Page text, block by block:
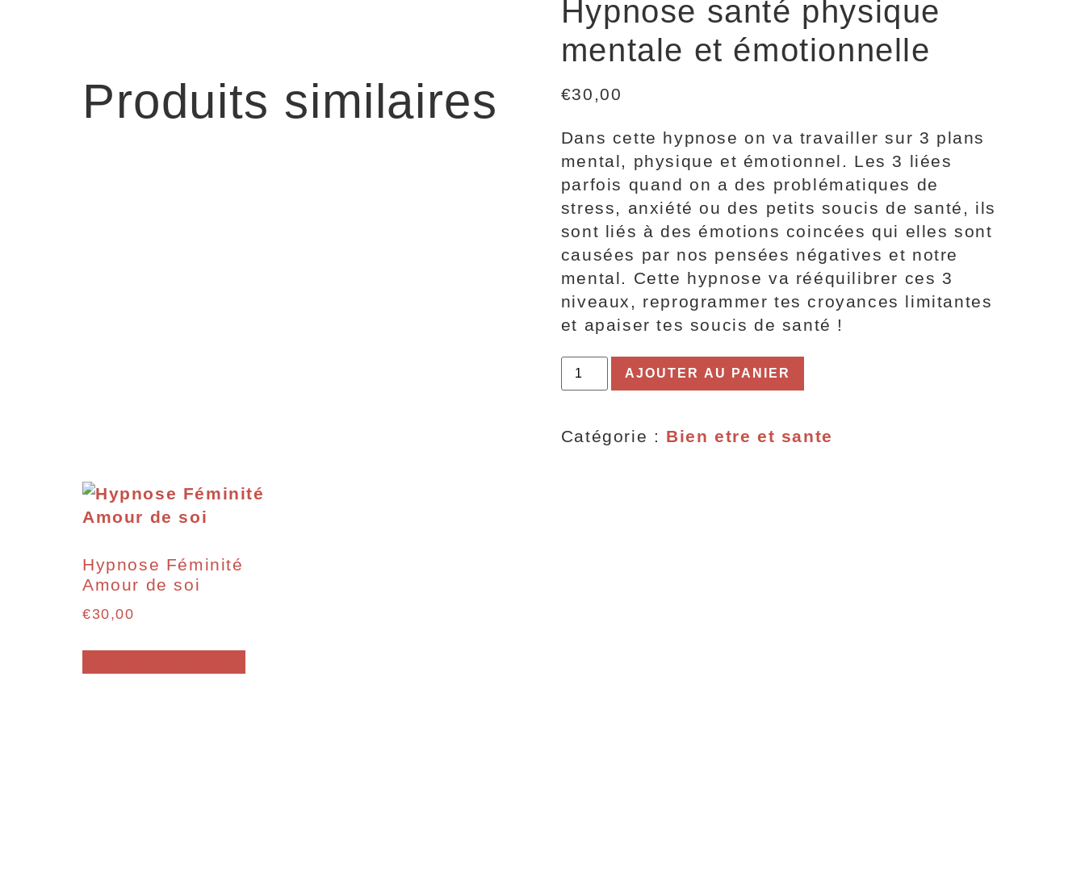
Hypnose santé physique
mentale et émotionnelle
€30,00
Dans cette hypnose on va travailler sur 3 plans
mental, physique et émotionnel. Les 3 liées
parfois quand on a des problématiques de
stress, anxiété ou des petits soucis de santé, ils
sont liés à des émotions coincées qui elles sont
causées par nos pensées négatives et notre
mental. Cette hypnose va rééquilibrer ces 3
niveaux, reprogrammer tes croyances limitantes
et apaiser tes soucis de santé !
AJOUTER AU PANIER
Catégorie : Bien etre et sante
Produits similaires
Hypnose Féminité
Amour de soi
€30,00